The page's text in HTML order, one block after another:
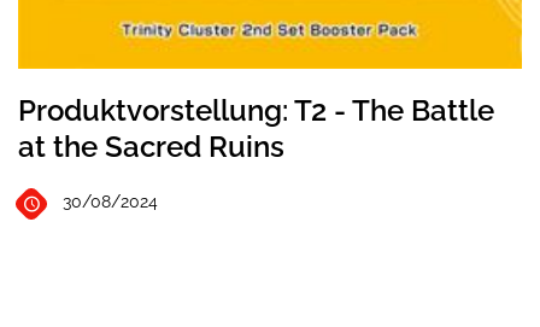
Produktvorstellung: T2 - The Battle
at the Sacred Ruins
30/08/2024